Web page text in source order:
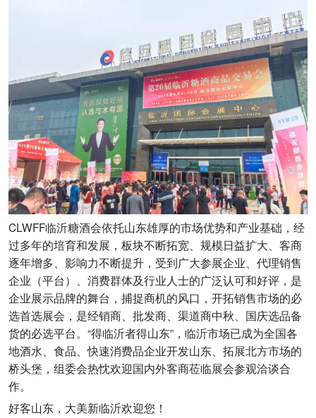
CLWFF临沂糖酒会依托山东雄厚的市场优势和产业基础，经
过多年的培育和发展，板块不断拓宽、规模日益扩大、客商
逐年增多、影响力不断提升，受到广大参展企业、代理销售
企业（平台）、消费群体及行业人士的广泛认可和好评，是
企业展示品牌的舞台，捕捉商机的风口，开拓销售市场的必
选首选展会，是经销商、批发商、渠道商中秋、国庆选品备
货的必选平台。“得临沂者得山东”，临沂市场已成为全国各
地酒水、食品、快速消费品企业开发山东、拓展北方市场的
桥头堡，组委会热忱欢迎国内外客商莅临展会参观洽谈合
作。
好客山东，大美新临沂欢迎您！